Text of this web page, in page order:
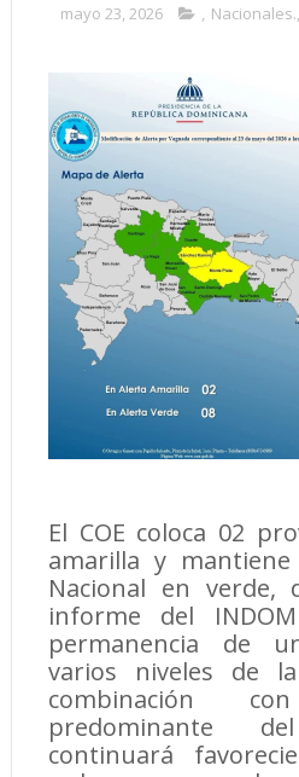
mayo 23, 2026 , Nacionales.,
El COE coloca 02
amarilla y
Nacional en verde,
informe del
permanencia de
varios niveles de
combinación
predominante
continuará